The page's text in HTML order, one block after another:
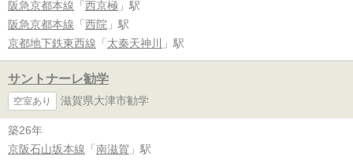
阪急京都本線 「 西京極 」駅
阪急京都本線 「 西院 」駅
京都地下鉄東西線 「 太秦天神川 」駅
サントナーレ勧学
空室あり 滋賀県大津市勧学
築26年
京阪石山坂本線 「 南滋賀 」駅